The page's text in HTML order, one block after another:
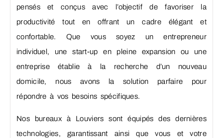
pensés et conçus avec l’objectif de favoriser la
productivité tout en offrant un cadre élégant et
confortable. Que vous soyez un entrepreneur
individuel, une start-up en pleine expansion ou une
entreprise établie à la recherche d’un nouveau
domicile, nous avons la solution parfaire pour
répondre à vos besoins spécifiques.
Nos bureaux à Louviers sont équipés des dernières
technologies, garantissant ainsi que vous et votre